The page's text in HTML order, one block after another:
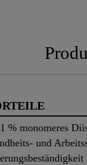
% monomeres
und